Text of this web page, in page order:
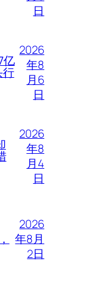
日
亿
行
2026
年8
月6
日
2026
年8
月4
日
2026
年8月
2日